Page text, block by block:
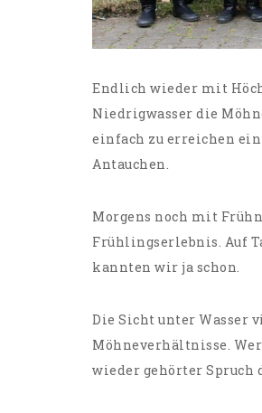
Endlich wieder mit
Niedrigwasser die
einfach zu erreichen
Antauchen.
Morgens noch mit
Frühlingserlebnis. Auf
kannten wir ja schon.
Die Sicht unter Wasser
Möhneverhältnisse.
wieder gehörter